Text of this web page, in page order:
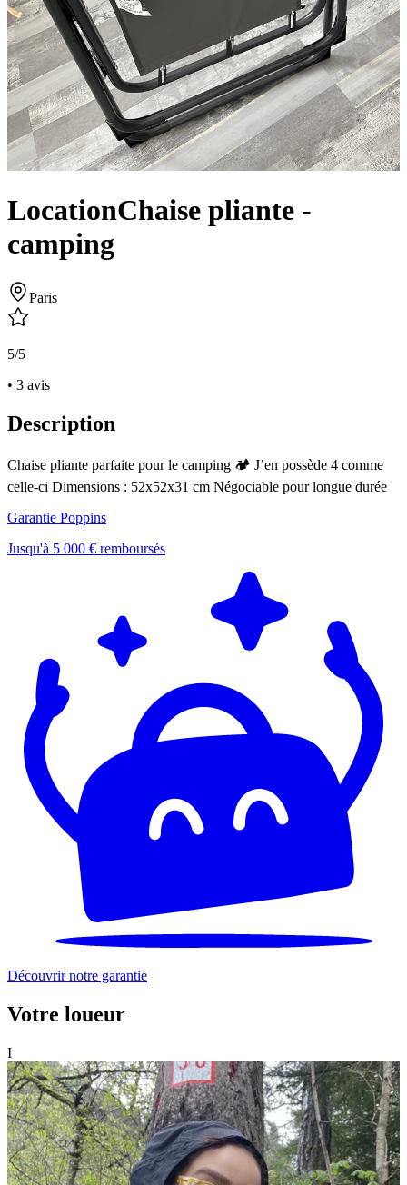
LocationChaise pliante -
camping
Paris
5/5
• 3 avis
Description
Chaise pliante parfaite pour le camping 🏕️ J’en possède 4 comme
celle-ci Dimensions : 52x52x31 cm Négociable pour longue durée
Garantie Poppins
Jusqu'à 5 000 € remboursés
Découvrir notre garantie
Votre loueur
I